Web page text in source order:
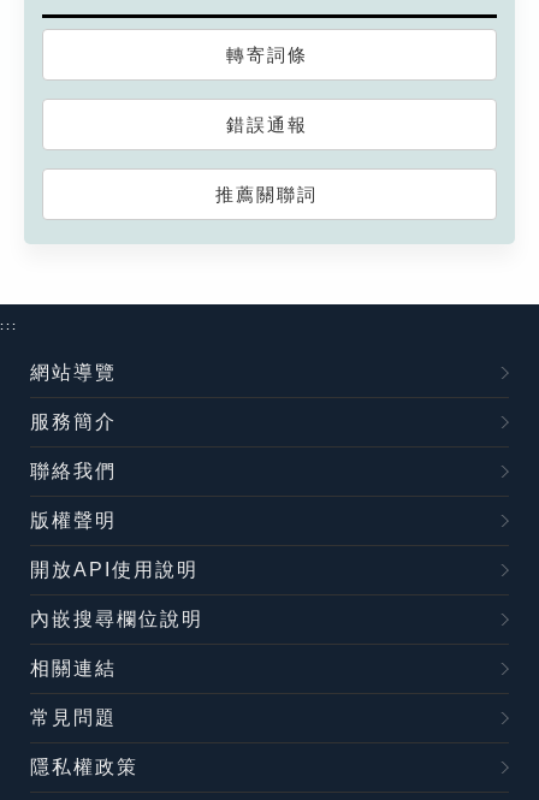
轉寄詞條
錯誤通報
推薦關聯詞
:::
網站導覽
服務簡介
聯絡我們
版權聲明
開放API使用說明
內嵌搜尋欄位說明
相關連結
常見問題
隱私權政策